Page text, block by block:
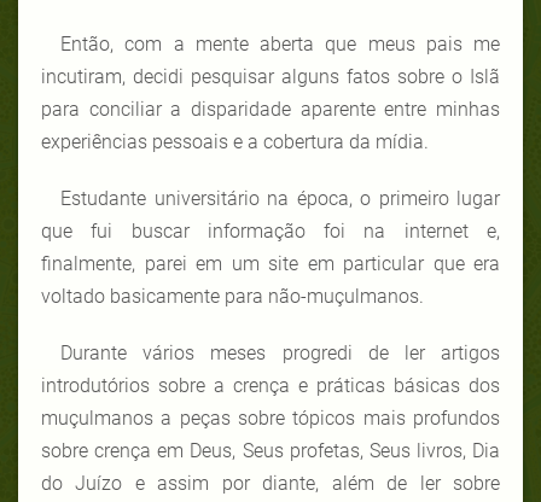
Então, com a mente aberta que meus pais me
incutiram, decidi pesquisar alguns fatos sobre o Islã
para conciliar a disparidade aparente entre minhas
experiências pessoais e a cobertura da mídia.
Estudante universitário na época, o primeiro lugar
que fui buscar informação foi na internet e,
finalmente, parei em um site em particular que era
voltado basicamente para não-muçulmanos.
Durante vários meses progredi de ler artigos
introdutórios sobre a crença e práticas básicas dos
muçulmanos a peças sobre tópicos mais profundos
sobre crença em Deus, Seus profetas, Seus livros, Dia
do Juízo e assim por diante, além de ler sobre